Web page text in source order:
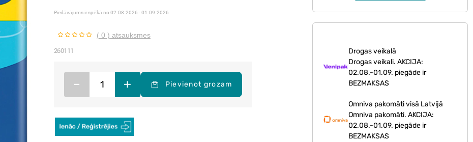
Piedāvājums ir spēkā no 02.08.2026 - 01.09.2026
( 0 ) atsauksmes
260111
– + Pievienot grozam
Drogas veikalā
Drogas veikali. AKCIJA:
02.08.-01.09. piegāde ir
BEZMAKSAS
Omniva pakomāti visā Latvijā
Omniva pakomāti. AKCIJA:
02.08.-01.09. piegāde ir
BEZMAKSAS